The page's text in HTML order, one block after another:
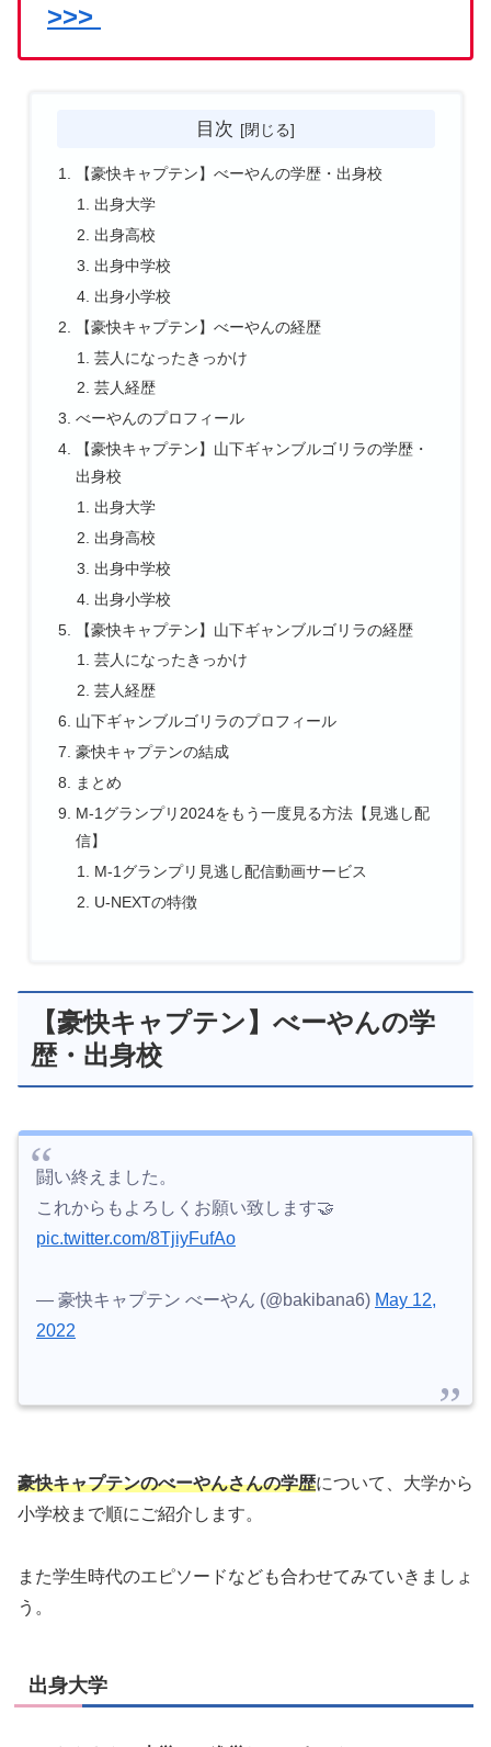
>>>
目次
【豪快キャプテン】べーやんの学歴・出身校
出身大学
出身高校
出身中学校
出身小学校
【豪快キャプテン】べーやんの経歴
芸人になったきっかけ
芸人経歴
べーやんのプロフィール
【豪快キャプテン】山下ギャンブルゴリラの学歴・
出身校
出身大学
出身高校
出身中学校
出身小学校
【豪快キャプテン】山下ギャンブルゴリラの経歴
芸人になったきっかけ
芸人経歴
山下ギャンブルゴリラのプロフィール
豪快キャプテンの結成
まとめ
M-1グランプリ2024をもう一度見る方法【見逃し配
信】
M-1グランプリ見逃し配信動画サービス
U-NEXTの特徴
【豪快キャプテン】べーやんの学
歴・出身校
闘い終えました。
これからもよろしくお願い致します🤝
pic.twitter.com/8TjiyFufAo
— 豪快キャプテン べーやん (@bakibana6) May 12,
2022
豪快キャプテンのべーやんさんの学歴について、大学から
小学校まで順にご紹介します。
また学生時代のエピソードなども合わせてみていきましょ
う。
出身大学